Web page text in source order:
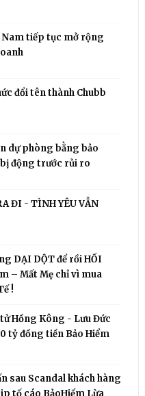
tiếp tục mở rộng
đổi tên thành Chubb
dự phòng bằng bảo
động trước rủi ro
ĐI - TÌNH YÊU VẪN
DẠI DỘT để rồi HỐI
– Mất Mẹ chỉ vì mua
!
Hồng Kông - Lưu Đức
tỷ đồng tiền Bảo Hiểm
sau Scandal khách hàng